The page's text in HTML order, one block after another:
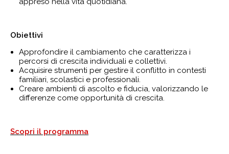
Obiettivi
Approfondire il cambiamento che caratterizza i
percorsi di crescita individuali e collettivi.
Acquisire strumenti per gestire il conflitto in contesti
familiari, scolastici e professionali.
Creare ambienti di ascolto e fiducia, valorizzando le
differenze come opportunità di crescita.
Scopri il programma